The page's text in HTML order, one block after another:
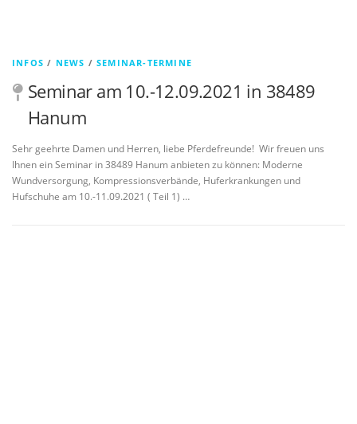
INFOS / NEWS /SEMINAR-TERMINE
Seminar am 10.-12.09.2021 in 38489
Hanum
Sehr geehrte Damen und Herren, liebe Pferdefreunde! Wir freuen uns
Ihnen ein Seminar in 38489 Hanum anbieten zu können: Moderne
Wundversorgung, Kompressionsverbände, Huferkrankungen und
Hufschuhe am 10.-11.09.2021 ( Teil 1) …